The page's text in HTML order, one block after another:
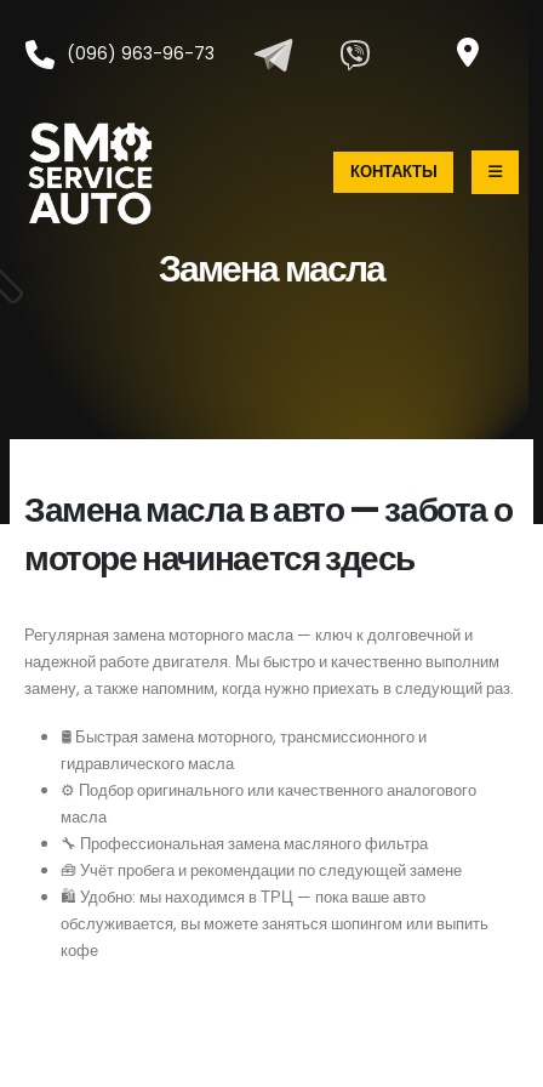
(096) 963-96-73
КОНТАКТЫ
Замена масла
Замена масла в авто — забота о
моторе начинается здесь
Регулярная замена моторного масла — ключ к долговечной и
надежной работе двигателя. Мы быстро и качественно выполним
замену, а также напомним, когда нужно приехать в следующий раз.
🛢 Быстрая замена моторного, трансмиссионного и
гидравлического масла
⚙️ Подбор оригинального или качественного аналогового
масла
🔧 Профессиональная замена масляного фильтра
🧰 Учёт пробега и рекомендации по следующей замене
🛍 Удобно: мы находимся в ТРЦ — пока ваше авто
обслуживается, вы можете заняться шопингом или выпить
кофе